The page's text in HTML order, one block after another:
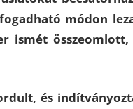
módon
ismét
és